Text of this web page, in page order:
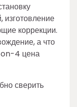
изготовление
коррекции.
а что
on-4 цена
сверить